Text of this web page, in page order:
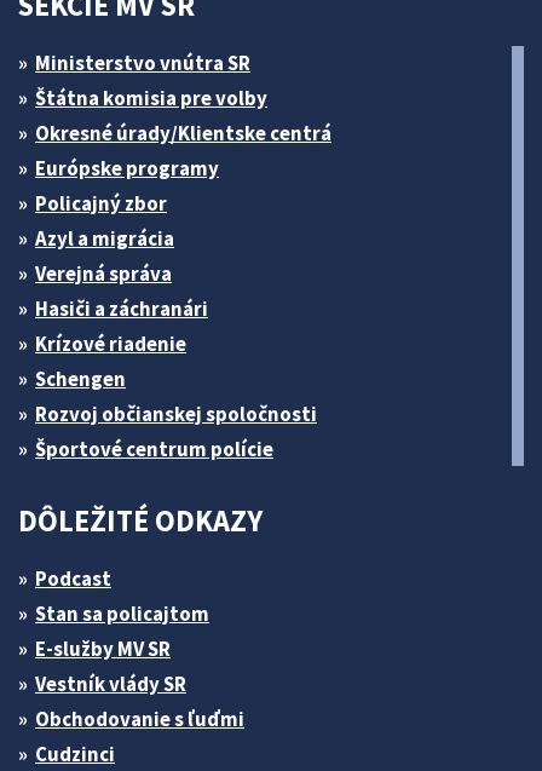
Ministerstvo vnútra SR
Štátna komisia pre volby
Okresné úrady/Klientske centrá
Európske programy
Policajný zbor
Azyl a migrácia
Verejná správa
Hasiči a záchranári
Krízové riadenie
Schengen
Rozvoj občianskej spoločnosti
Športové centrum polície
DÔLEŽITÉ ODKAZY
Podcast
Stan sa policajtom
E-služby MV SR
Vestník vlády SR
Obchodovanie s ľuďmi
Cudzinci